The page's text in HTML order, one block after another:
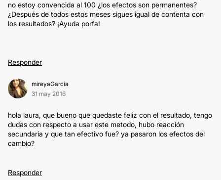
no estoy convencida al 100 ¿los efectos son permanentes?
¿Después de todos estos meses sigues igual de contenta con
los resultados? ¡Ayuda porfa!
Responder
mireyaGarcia
31 may 2016
hola laura, que bueno que quedaste feliz con el resultado, tengo
dudas con respecto a usar este metodo, hubo reacción
secundaria y que tan efectivo fue? ya pasaron los efectos del
cambio?
Responder